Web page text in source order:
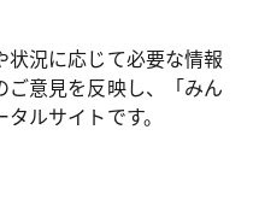
況に応じて必要な情報
意見を反映し、「みん
ルサイトです。